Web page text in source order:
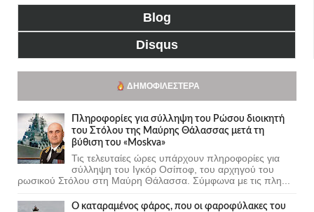
Blog
Disqus
ΔΗΜΟΦΙΛΈΣΤΕΡΑ
Πληροφορίες για σύλληψη του Ρώσου διοικητή
του Στόλου της Mαύρης Θάλασσας μετά τη
βύθιση του «Moskva»
Τις τελευταίες ώρες υπάρχουν πληροφορίες για
σύλληψη του Ιγκόρ Οσίποφ, του αρχηγού του
ρωσικού Στόλου στη Μαύρη Θάλασσα. Σύμφωνα με τις πλη...
Ο καταραμένος φάρος, που οι φαροφύλακες του